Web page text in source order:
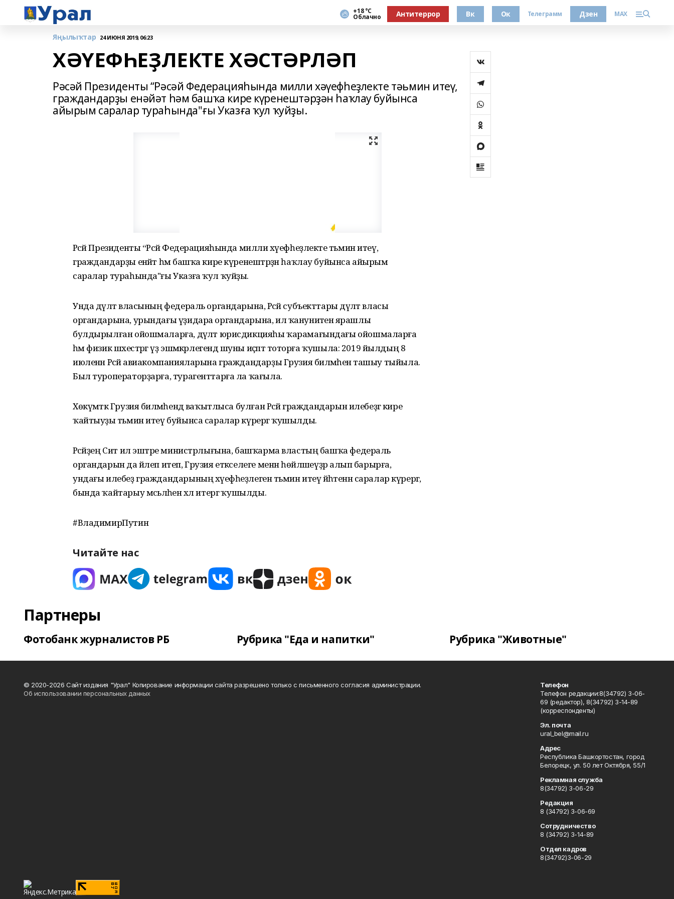
+18 °С
Облачно Антитеррор Вк Ок Телеграмм Дзен MAX
Яңылыҡтар 24 ИЮНЯ 2019, 06:23
ХӘҮЕФҺЕҘЛЕКТЕ ХӘСТӘРЛӘП
Рәсәй Президенты “Рәсәй Федерацияһында милли хәүефһеҙлекте тәьмин итеү,
граждандарҙы енәйәт һәм башҡа кире күренештәрҙән һаҡлау буйынса
айырым саралар тураһында"ғы Указға ҡул ҡуйҙы.
Рәсәй Президенты “Рәсәй Федерацияһында милли хәүефһеҙлекте тәьмин итеү,
граждандарҙы енәйәт һәм башҡа кире күренештәрҙән һаҡлау буйынса айырым
саралар тураһында"ғы Указға ҡул ҡуйҙы.
Унда дәүләт власының федераль органдарына, Рәсәй субъекттары дәүләт власы
органдарына, урындағы үҙидара органдарына, ил ҡануниәтенә ярашлы
булдырылған ойошмаларға, дәүләт юрисдикцияһы ҡарамағындағы ойошмаларға
һәм физик шәхестәргә үҙ эшмәкәрлегендә шуны иҫәптә тоторға ҡушыла: 2019 йылдың 8
июленән Рәсәй авиакомпанияларына граждандарҙы Грузия биләмәһенә ташыу тыйыла.
Был туроператорҙарға, турагенттарға ла ҡағыла.
Хөкүмәткә Грузия биләмәһендә ваҡытлыса булған Рәсәй граждандарын илебеҙгә кире
ҡайтыуҙы тәьмин итеү буйынса саралар күрергә ҡушылды.
Рәсәйҙең Сит ил эштәре министрлығына, башҡарма властың башҡа федераль
органдарын да йәлеп итеп, Грузия етәкселеге менән һөйләшеүҙәр алып барырға,
ундағы илебеҙ граждандарының хәүефһеҙлеген тәьмин итеү йәһәтенән саралар күрергә,
бында ҡайтарыу мәсьәләһен хәл итергә ҡушылды.
#ВладимирПутин
Читайте нас
Партнеры
Фотобанк журналистов РБ Рубрика "Еда и напитки" Рубрика "Животные"
© 2020-2026 Сайт издания "Урал" Копирование информации сайта разрешено только с письменного согласия администрации.
Об использовании персональных данных
Телефон
Телефон редакции:8(34792) 3-06-
69 (редактор), 8(34792) 3-14-89
(корреспонденты)
Эл. почта
ural_bel@mail.ru
Адрес
Республика Башкортостан, город
Белорецк, ул. 50 лет Октября, 55/1
Рекламная служба
8(34792) 3-06-29
Редакция
8 (34792) 3-06-69
Сотрудничество
8 (34792) 3-14-89
Отдел кадров
8(34792)3-06-29